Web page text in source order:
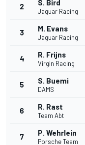
2 S. Bird
Jaguar Racing
3 M. Evans
Jaguar Racing
4 R. Frijns
Virgin Racing
5 S. Buemi
DAMS
6 R. Rast
Team Abt
7 P. Wehrlein
Porsche Team